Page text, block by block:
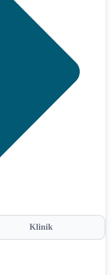
Klinik